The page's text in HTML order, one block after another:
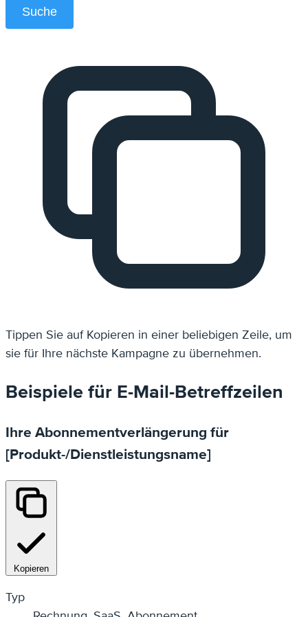
Suche
Tippen Sie auf Kopieren in einer beliebigen Zeile, um
sie für Ihre nächste Kampagne zu übernehmen.
Beispiele für E-Mail-Betreffzeilen
Ihre Abonnementverlängerung für
[Produkt-/Dienstleistungsname]
Kopieren
Typ